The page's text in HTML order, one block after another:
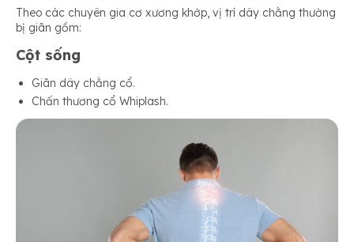
Theo các chuyên gia cơ xương khớp, vị trí dây chằng thường
bị giãn gồm:
Cột sống
Giãn dây chằng cổ.
Chấn thương cổ Whiplash.